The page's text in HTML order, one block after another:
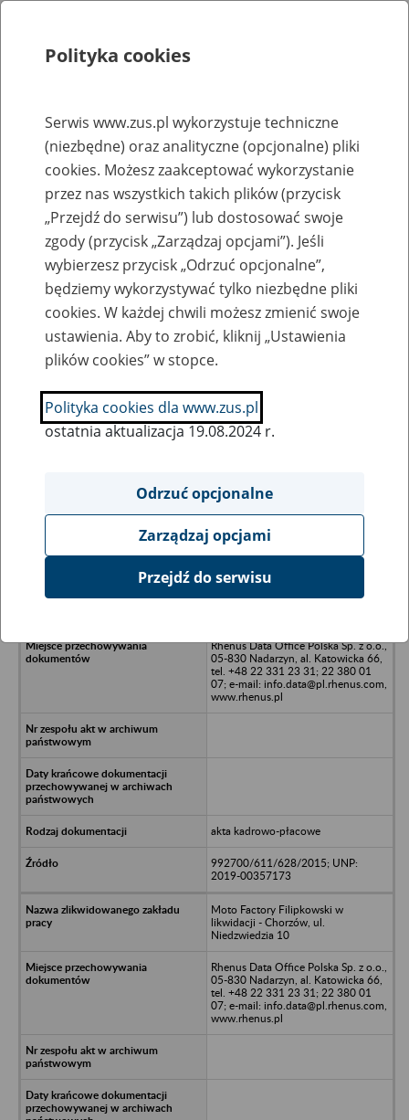
Rejestry, ewidencje i archiwa
Baza zlikwidowanych lub
przekształconych zakładów pracy
Nazwa zakładu pracy:
SZUKAJ
Ukryj wszystkie pozycje bazy
Rona Polska Sp. z o.o. w likwidacji -
Rhenus Data Office Polska Sp. z o.o.,
05-830 Nadarzyn, al. Katowicka 66,
tel. +48 22 331 23 31; 22 380 01
07; e-mail: info.data@pl.rhenus.com,
www.rhenus.pl
akta kadrowo-płacowe
992700/611/628/2015; UNP:
2019-00357173
Moto Factory Filipkowski w
likwidacji - Chorzów, ul.
Niedzwiedzia 10
Rhenus Data Office Polska Sp. z o.o.,
05-830 Nadarzyn, al. Katowicka 66,
tel. +48 22 331 23 31; 22 380 01
07; e-mail: info.data@pl.rhenus.com,
www.rhenus.pl
Polityka cookies
Serwis www.zus.pl wykorzystuje techniczne
(niezbędne) oraz analityczne (opcjonalne) pliki
cookies. Możesz zaakceptować wykorzystanie
przez nas wszystkich takich plików (przycisk
„Przejdź do serwisu”) lub dostosować swoje
zgody (przycisk „Zarządzaj opcjami”). Jeśli
wybierzesz przycisk „Odrzuć opcjonalne”,
będziemy wykorzystywać tylko niezbędne pliki
cookies. W każdej chwili możesz zmienić swoje
ustawienia. Aby to zrobić, kliknij „Ustawienia
plików cookies” w stopce.
Polityka cookies dla www.zus.pl
ostatnia aktualizacja 19.08.2024 r.
Odrzuć opcjonalne
Zarządzaj opcjami
Przejdź do serwisu